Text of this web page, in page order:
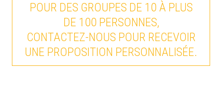
POUR DES GROUPES DE 10 À PLUS
DE 100 PERSONNES,
CONTACTEZ-NOUS POUR RECEVOIR
UNE PROPOSITION PERSONNALISÉE.